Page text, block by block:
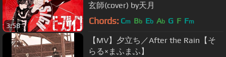
3:58
玄師(cover) by天月
Chords: Cm Bb Eb Ab G F Fm
【MV】夕立ち／After the Rain【そ
らる×まふまふ】